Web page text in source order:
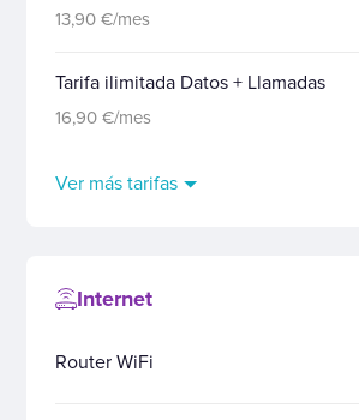
13,90 €/mes
Tarifa ilimitada Datos + Llamadas
16,90 €/mes
Ver más tarifas
Internet
Router WiFi